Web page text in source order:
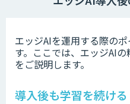
エッジAIを運用する際の
す。ここでは、エッジAI
をご説明します。
導入後も学習を続ける